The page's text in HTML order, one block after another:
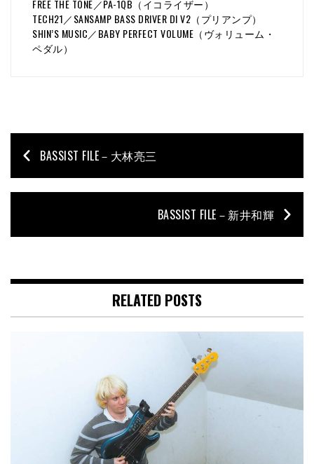
FREE THE TONE／PA-1QB（イコライザー）
TECH21／SANSAMP BASS DRIVER DI V2（プリアンプ）
SHIN’S MUSIC／BABY PERFECT VOLUME（ヴォリューム・
ペダル）
BASSIST FILE－大林亮三
BASSIST FILE－新井和輝
RELATED POSTS